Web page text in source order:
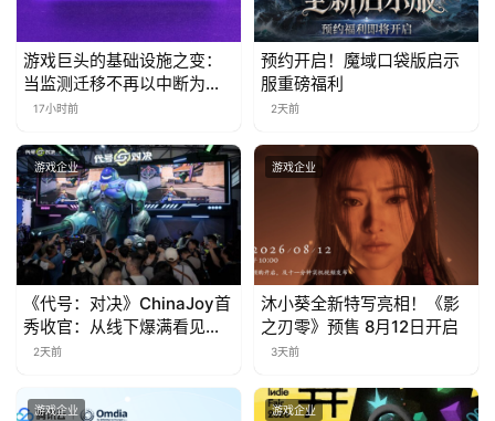
7
月
3
0
日
游
茶
对
游戏巨头的基础设施之变：
当监测迁移不再以中断为代
价
17小时前
预约开启！魔域口袋版启示
服重磅福利
2天前
游戏企业
《代号：对决》ChinaJoy首
秀收官：从线下爆满看见玩
家的真实期待
2天前
游戏企业
沐小葵全新特写亮相！《影
之刃零》预售 8月12日开启
3天前
游戏企业 游戏企业